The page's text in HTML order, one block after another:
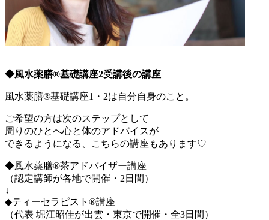
◆風水薬膳®基礎講座2受講後の講座
風水薬膳®基礎講座1・2は自分自身のこと。
ご希望の方は次のステップとして
周りのひとへ心と体のアドバイスが
できるようになる、こちらの講座もあります♡
◆風水薬膳®茶アドバイザー講座
（認定講師が各地で開催・2日間）
↓
◆ティーセラピスト®講座
（代表 堀江昭佳が出雲・東京で開催・全3日間）